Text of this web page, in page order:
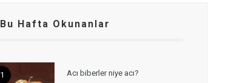
Bu Hafta Okunanlar
Acı biberler niye acı?